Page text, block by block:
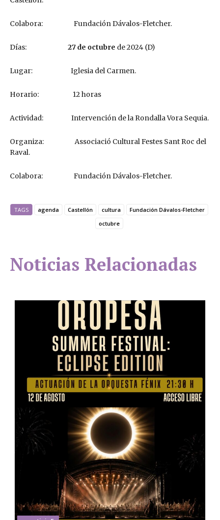
Colabora: Fundación Dávalos-Fletcher.
Días: 27 de octubre de 2024 (D)
Lugar: Iglesia del Carmen.
Horario: 12 horas
Actividad: Intervención de la Rondalla Vora Sequia.
Organiza: Associació Cultural Festes Sant Roc del
Raval.
Colabora: Fundación Dávalos-Fletcher.
TAGS agenda Castellón cultura
Fundación Dávalos-Fletcher
octubre
Noticias Relacionadas